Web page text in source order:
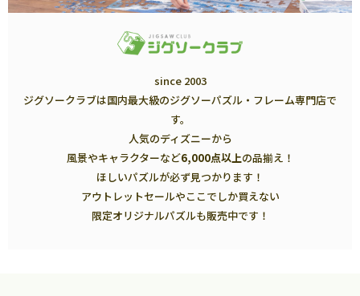
since 2003
ジグソークラブは国内最大級のジグソーパズル・フレーム専門店で
す。
人気のディズニーから
風景やキャラクターなど6,000点以上の品揃え！
ほしいパズルが必ず見つかります！
アウトレットセールやここでしか買えない
限定オリジナルパズルも販売中です！